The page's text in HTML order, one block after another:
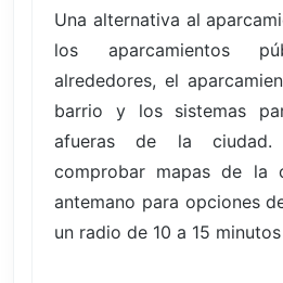
Una alternativa al
los aparcamientos
alrededores, el
barrio y los sistemas
afueras de la ciudad.
comprobar mapas de la
antemano para opciones
un radio de 10 a 15